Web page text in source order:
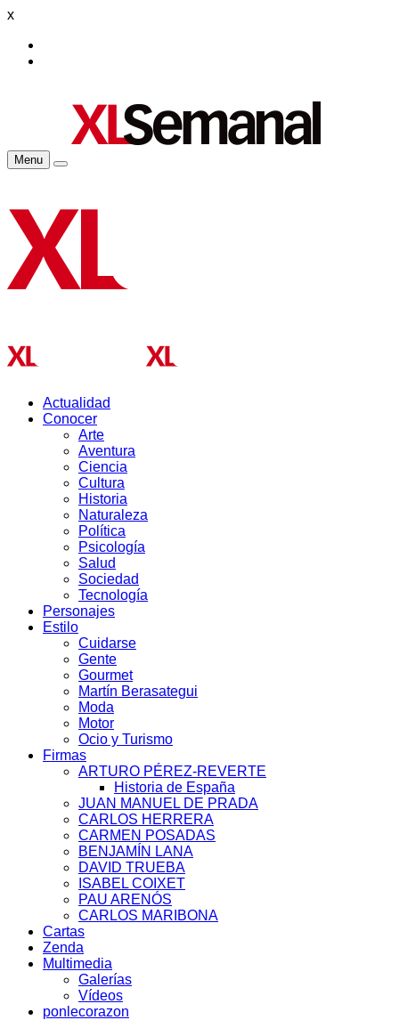
x
Menu
Actualidad
Conocer
Arte
Aventura
Ciencia
Cultura
Historia
Naturaleza
Política
Psicología
Salud
Sociedad
Tecnología
Personajes
Estilo
Cuidarse
Gente
Gourmet
Martín Berasategui
Moda
Motor
Ocio y Turismo
Firmas
ARTURO PÉREZ-REVERTE
Historia de España
JUAN MANUEL DE PRADA
CARLOS HERRERA
CARMEN POSADAS
BENJAMÍN LANA
DAVID TRUEBA
ISABEL COIXET
PAU ARENÓS
CARLOS MARIBONA
Cartas
Zenda
Multimedia
Galerías
Vídeos
ponlecorazon